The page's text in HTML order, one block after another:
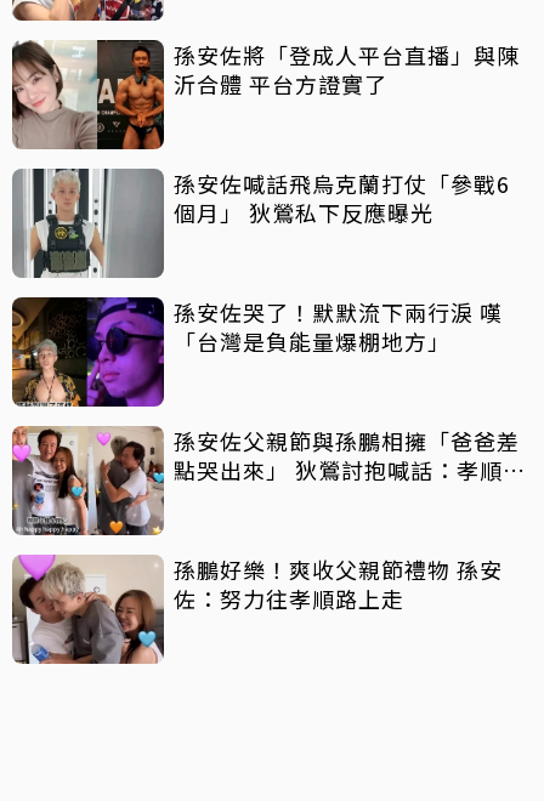
孫安佐將「登成人平台直播」與陳
沂合體 平台方證實了
孫安佐喊話飛烏克蘭打仗「參戰6
個月」 狄鶯私下反應曝光
孫安佐哭了！默默流下兩行淚 嘆
「台灣是負能量爆棚地方」
孫安佐父親節與孫鵬相擁「爸爸差
點哭出來」 狄鶯討抱喊話：孝順是
孫鵬好樂！爽收父親節禮物 孫安
佐：努力往孝順路上走